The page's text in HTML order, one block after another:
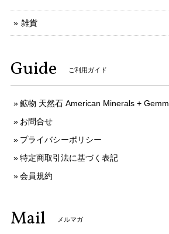
雑貨
Guide ご利用ガイド
鉱物 天然石 American Minerals +
お問合せ
プライバシーポリシー
特定商取引法に基づく表記
会員規約
Mail メルマガ